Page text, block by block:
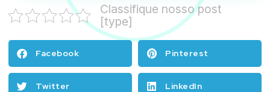
Classifique nosso post
[type]
Facebook Pinterest
Twitter LinkedIn